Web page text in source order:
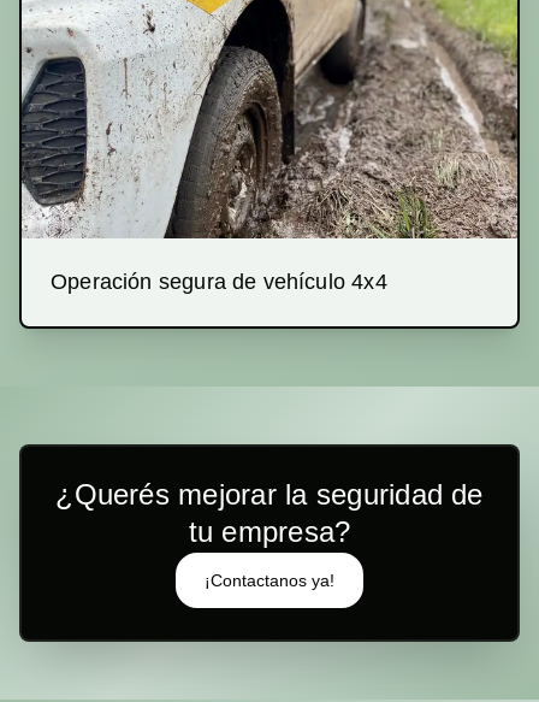
Operación segura de vehículo 4x4
¿Querés mejorar la seguridad de
tu empresa?
¡Contactanos ya!